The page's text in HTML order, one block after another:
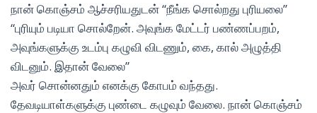
நான் கொஞ்சம் ஆச்சரியதுடன் “நீங்க சொல்றது புரியலை”
“புரியும் படியா சொல்றேன். அவுங்க மேட்டர் பண்ணப்பறம்,
அவுங்களுக்கு உடம்பு கழுவி விடணும், கை, கால் அழுத்தி
விடனும். இதான் வேலை”
அவர் சொன்னதும் எனக்கு கோபம் வந்தது.
தேவடியாள்களுக்கு புண்டை கழுவும் வேலை. நான் கொஞ்சம்